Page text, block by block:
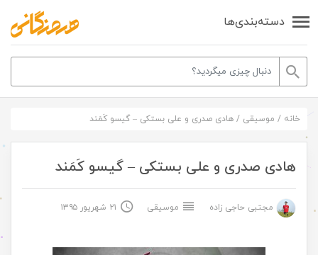
دسته‌بندی‌ها
خانه / موسیقی / هادی صدری و علی بستکی – گیسو کَمَند
هادی صدری و علی بستکی – گیسو کَمَند
مجتبی حاجی زاده موسیقی ۲۱ شهریور ۱۳۹۵